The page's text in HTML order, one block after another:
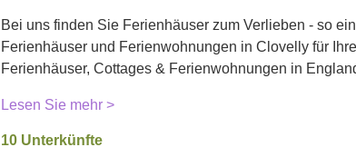
Bei uns finden Sie Ferienhäuser zum Verlieben - so
Ferienhäuser und Ferienwohnungen in Clovelly für
Ferienhäuser, Cottages & Ferienwohnungen in
Lesen Sie mehr >
10 Unterkünfte